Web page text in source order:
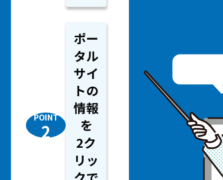
POINT
2
ポー
タル
サイ
トの
情報
を
2ク
リッ